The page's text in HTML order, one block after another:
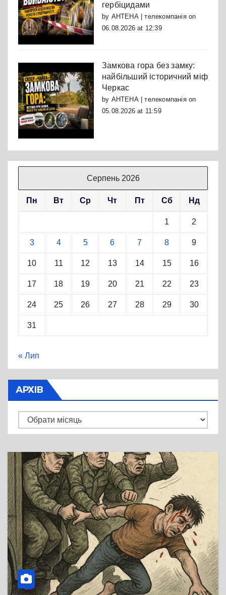
гербіцидами
by АНТЕНА | телекомпаніяon
06.08.2026 at 12:39
Замкова гора без замку:
найбільший історичний міф
Черкас
by АНТЕНА | телекомпаніяon
05.08.2026 at 11:59
Серпень 2026
Пн Вт Ср Чт Пт Сб Нд
1 2
3 4 5 6 7 8 9
10 11 12 13 14 15 16
17 18 19 20 21 22 23
24 25 26 27 28 29 30
31
« Лип
АРХІВ
Архів